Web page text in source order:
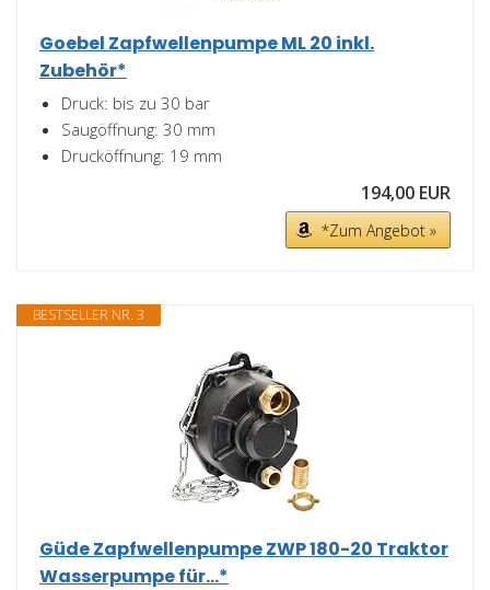
Goebel Zapfwellenpumpe ML 20 inkl.
Zubehör*
Druck: bis zu 30 bar
Saugöffnung: 30 mm
Drucköffnung: 19 mm
194,00 EUR
*Zum Angebot »
BESTSELLER NR. 3
Güde Zapfwellenpumpe ZWP 180-20 Traktor
Wasserpumpe für...*